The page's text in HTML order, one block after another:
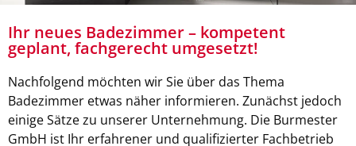
Ihr neues Badezimmer – kompetent
geplant, fachgerecht umgesetzt!
Nachfolgend möchten wir Sie über das Thema
Badezimmer etwas näher informieren. Zunächst jedoch
einige Sätze zu unserer Unternehmung. Die Burmester
GmbH ist Ihr erfahrener und qualifizierter Fachbetrieb